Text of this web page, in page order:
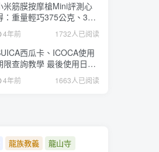
米筋膜按摩槍Mini評測心
：重量輕巧375公克、3種
換頭和3種模式、售價
元
4年前 1732人已阅读
西瓜卡、ICOCA使用
限查詢教學 最後使用日10
內都有效 Android、iOS都
用
4年前 1663人已阅读
龍族教義
龍山寺